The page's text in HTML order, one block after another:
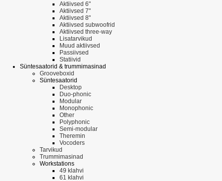
Aktiivsed 6"
Aktiivsed 7"
Aktiivsed 8"
Aktiivsed subwoofrid
Aktiivsed three-way
Lisatarvikud
Muud aktiivsed
Passiivsed
Statiivid
Süntesaatorid & trummimasinad
Grooveboxid
Süntesaatorid
Desktop
Duo-phonic
Modular
Monophonic
Other
Polyphonic
Semi-modular
Theremin
Vocoders
Tarvikud
Trummimasinad
Workstations
49 klahvi
61 klahvi